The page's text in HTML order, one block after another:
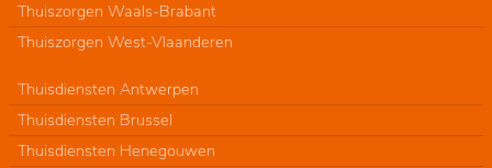
Thuiszorgen Waals-Brabant
Thuiszorgen West-Vlaanderen
Thuisdiensten Antwerpen
Thuisdiensten Brussel
Thuisdiensten Henegouwen